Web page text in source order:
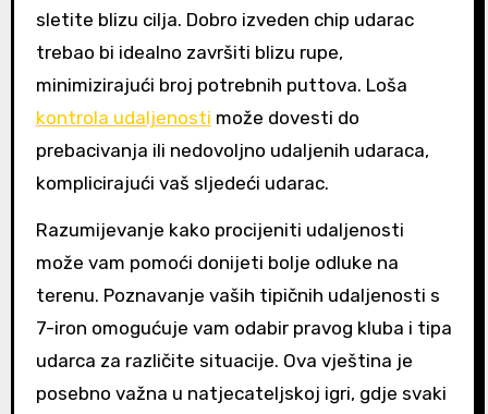
sletite blizu cilja. Dobro izveden chip udarac
trebao bi idealno završiti blizu rupe,
minimizirajući broj potrebnih puttova. Loša
kontrola udaljenosti može dovesti do
prebacivanja ili nedovoljno udaljenih udaraca,
komplicirajući vaš sljedeći udarac.
Razumijevanje kako procijeniti udaljenosti
može vam pomoći donijeti bolje odluke na
terenu. Poznavanje vaših tipičnih udaljenosti s
7-iron omogućuje vam odabir pravog kluba i tipa
udarca za različite situacije. Ova vještina je
posebno važna u natjecateljskoj igri, gdje svaki